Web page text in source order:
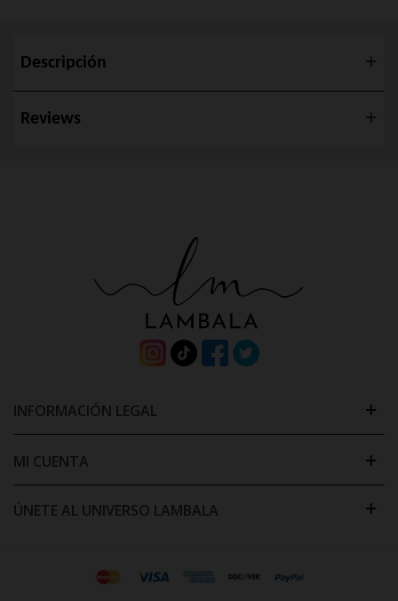
Descripción
Reviews
INFORMACIÓN LEGAL
MI CUENTA
ÚNETE AL UNIVERSO LAMBALA